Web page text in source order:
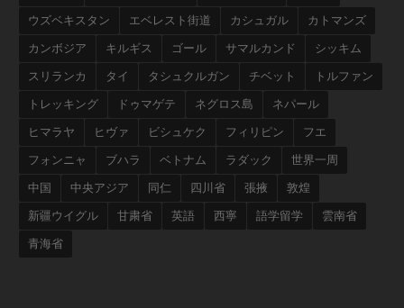
ウズベキスタン エベレスト街道 カシュガル カトマンズ
カンボジア キルギス ゴール サマルカンド シッキム
スリランカ タイ タシュクルガン チベット トルファン
トレッキング ドゥマゲテ ネグロス島 ネパール
ヒマラヤ ヒヴァ ビシュケク フィリピン フエ
フォンニャ ブハラ ベトナム ラダック 世界一周
中国 中央アジア 同仁 四川省 張掖 敦煌
新疆ウイグル 甘粛省 英語 西寧 語学留学 雲南省
青海省